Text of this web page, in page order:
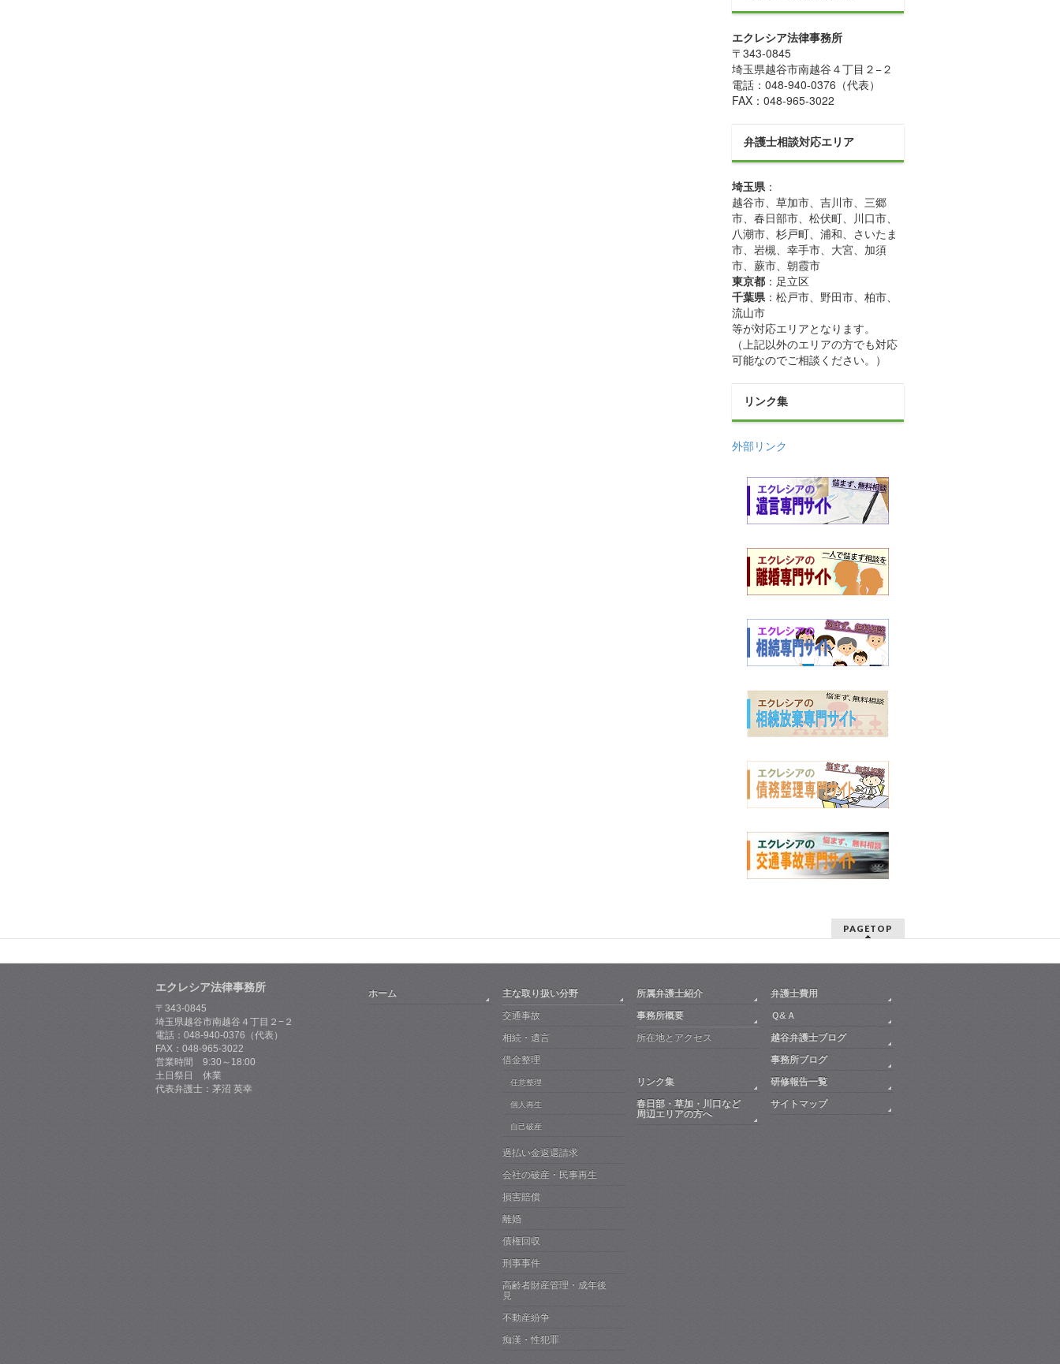
エクレシア法律事務所
〒 343-0845
埼玉県越谷市南越谷４丁目２−２
電話： 048-940-0376 （代表）
FAX： 048-965-3022
弁護士相談対応エリア
埼玉県：
越谷市、草加市、吉川市、三郷
市、春日部市、松伏町、川口市、
八潮市、杉戸町、浦和、さいたま
市、岩槻、幸手市、大宮、加須
市、蕨市、朝霞市
東京都 ：足立区
千葉県：松戸市、野田市、柏市、
流山市
等が対応エリアとなります。
（上記以外のエリアの方でも対応
可能なのでご相談ください。）
リンク集
外部リンク
PAGETOP
エクレシア法律事務所
〒343-0845
埼玉県越谷市南越谷４丁目２−２
電話：048-940-0376（代表）
FAX：048-965-3022
営業時間 9:30～18:00
土日祭日 休業
代表弁護士：茅沼 英幸
ホーム
主な取り扱い分野
交通事故
相続・遺言
借金整理
任意整理
個人再生
自己破産
過払い金返還請求
会社の破産・民事再生
損害賠償
離婚
債権回収
刑事事件
高齢者財産管理・成年後
見
不動産紛争
痴漢・性犯罪
所属弁護士紹介
弁護士費用
事務所概要
所在地とアクセス
Ｑ&Ａ
越谷弁護士ブログ
事務所ブログ
リンク集
研修報告一覧
春日部・草加・川口など
周辺エリアの方へ
サイトマップ